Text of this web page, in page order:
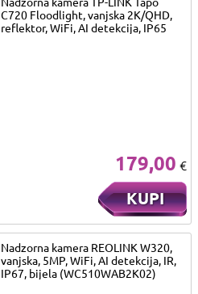
C720 Floodlight, vanjska 2K/QHD,
reflektor, WiFi, AI detekcija, IP65
179,00 €
KUPI
Nadzorna kamera REOLINK W320,
vanjska, 5MP, WiFi, AI detekcija, IR,
IP67, bijela (WC510WAB2K02)